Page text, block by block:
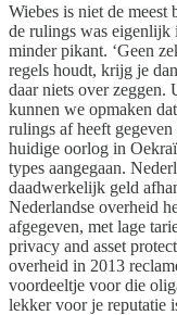
Wiebes is niet de
de rulings was eigenlijk
minder pikant. ‘Geen
regels houdt, krijg je
daar niets over zeggen.
kunnen we opmaken
rulings af heeft
huidige oorlog in
types aangegaan.
daadwerkelijk geld
Nederlandse overheid
afgegeven, met lage
privacy and asset
overheid in 2013
voordeeltje voor die
lekker voor je reputatie